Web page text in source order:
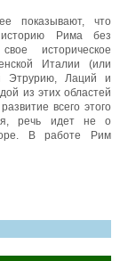
показывают, что
Рима без
историческое
Италии (или
Этрурию, Лаций и
из этих областей
всего этого
речь идет не о
В работе Рим